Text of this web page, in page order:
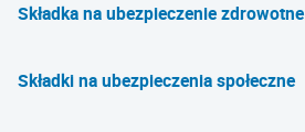
Składka na ubezpieczenie zdrowotne
Składki na ubezpieczenia społeczne